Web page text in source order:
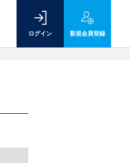
ログイン 新規会員登録